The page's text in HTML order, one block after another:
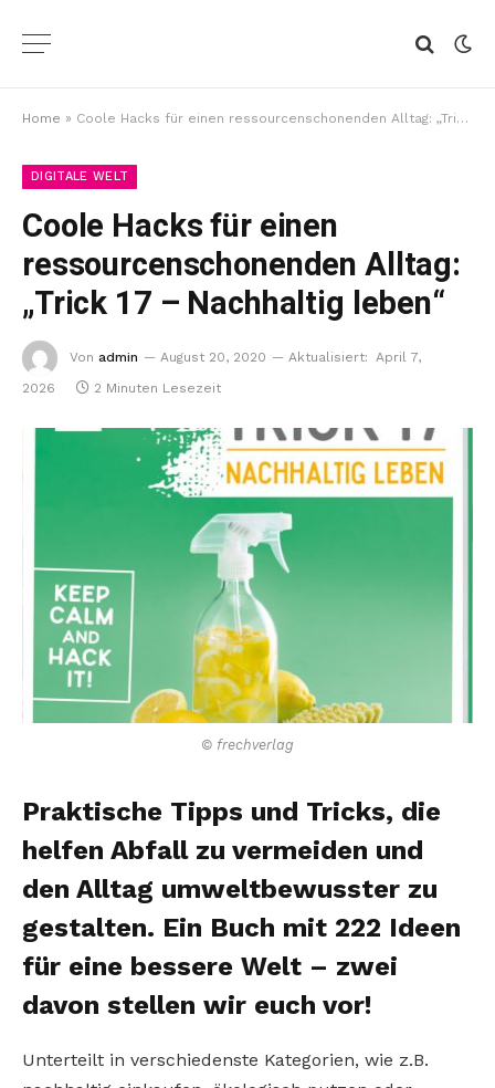
Home » Coole Hacks für einen ressourcenschonenden Alltag: „Trick 17 – Nachhaltig leben“
DIGITALE WELT
Coole Hacks für einen
ressourcenschonenden Alltag:
„Trick 17 – Nachhaltig leben“
Von admin August 20, 2020 Aktualisiert: April 7,
2026
2 Minuten Lesezeit
© frechverlag
Praktische Tipps und Tricks, die
helfen Abfall zu vermeiden und
den Alltag umweltbewusster zu
gestalten. Ein Buch mit 222 Ideen
für eine bessere Welt – zwei
davon stellen wir euch vor!
Unterteilt in verschiedenste Kategorien, wie z.B.